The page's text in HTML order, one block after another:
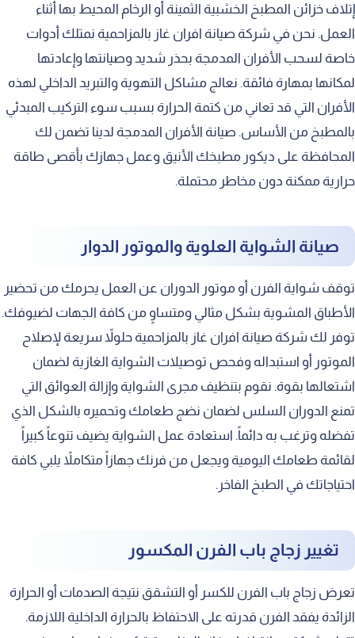
إتلاف خزائن المطبخ الخشبية الثمينة أو الرخام المحيط بها أثناء
العمل. نحن في شركة صيانة افران غاز بالمزاحمية نمتلك أدوات
خاصة لسحب الأفران المدمجة بحذر شديد وصيانتها وإعادتها
لمكانها بمهارة فائقة. نعالج مشاكل التهوية والتبريد الداخلي لهذه
الأفران التي قد تعاني من كتمة الحرارة بسبب سوء التركيب المبدئي
بالمطبخ من الأساس. صيانة الأفران المدمجة لدينا تضمن لك
المحافظة على ديكور مطبخك الأنيق وعمل جهازك بأقصى طاقة
حرارية ممكنة دون مخاطر محتملة.
صيانة الشواية العلوية والموتور الدوار
توقف شواية الفرن أو موتور الدوران عن العمل يحرمك من تحضير
الأطباق المشوية بشكل مثالي ومتساوٍ من كافة الجهات لضيوفك.
توفر لك شركة صيانة افران غاز بالمزاحمية حلولاً سريعة لإصلاح
الموتور أو استبداله وفحص توصيلات الشواية الغازية لضمان
اشتعالها بقوة. نقوم بتنظيف مجرى الشواية وإزالة العوائق التي
تمنع الدوران السلس لضمان نضج طعامك وتحميره بالشكل الذي
تفضله وترغب به دائماً. استعادة عمل الشواية يضيف تنوعاً كبيراً
لقائمة طعامك اليومية ويجعل من فرنك جهازاً متكاملاً يلبي كافة
احتياجاتك في الطبخ الفاخر.
تغيير زجاج باب الفرن المكسور
تعرض زجاج باب الفرن للكسر أو التشقق نتيجة الصدمات أو الحرارة
الزائدة يفقد الفرن قدرته على الاحتفاظ بالحرارة الداخلية اللازمة.